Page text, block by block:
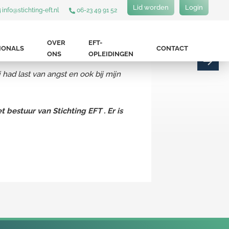
info@stichting-eft.nl 06-23 49 91 52 Lid worden Login
OVER
ONS
EFT-
OPLEIDINGEN
CONTACT
toe.
last van angst en ook bij mijn
van Stichting EFT . Er is